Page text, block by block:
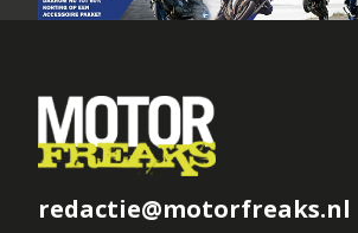
redactie@motorfreaks.nl